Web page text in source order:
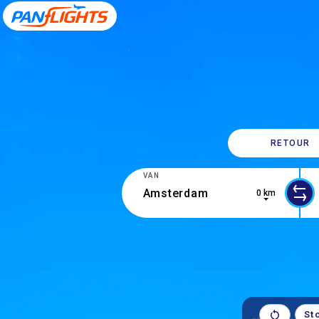
RETOUR
0 results are available, use up and
VAN
0 km